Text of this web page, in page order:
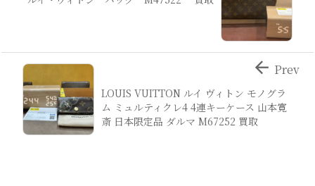
LOUIS VUITTON ルイ ヴィトン モノグラ
ム ミュルティクレ4 4連キーケース 山本寛
斎 日本限定品 ダルマ M67252 買取
 Prev